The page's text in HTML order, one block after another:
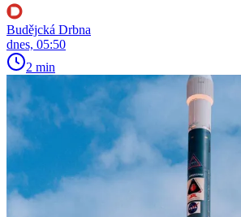
Budějcká Drbna
dnes, 05:50
2 min